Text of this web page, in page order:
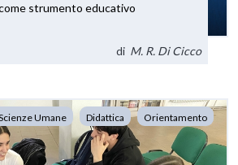
strumento educativo
di M. R. Di Cicco
Umane Didattica Orientamento